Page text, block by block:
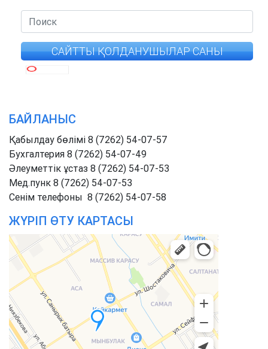
САЙТТЫ ҚОЛДАНУШЫЛАР САНЫ
БАЙЛАНЫС
Қабылдау бөлімі 8 (7262) 54-07-57
Бухгалтерия 8 (7262) 54-07-49
Әлеуметтік ұстаз 8 (7262) 54-07-53
Мед.пунк 8 (7262) 54-07-53
Cенім телефоны 8 (7262) 54-07-58
ЖҮРІП ӨТУ КАРТАСЫ